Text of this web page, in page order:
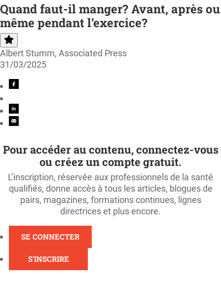
Quand faut-il manger? Avant, après ou
même pendant l’exercice?
Albert Stumm, Associated Press
31/03/2025
Pour accéder au contenu, connectez-vous
ou créez un compte gratuit.
L’inscription, réservée aux professionnels de la santé
qualifiés, donne accès à tous les articles, blogues de
pairs, magazines, formations continues, lignes
directrices et plus encore.
SE CONNECTER
S'INSCRIRE